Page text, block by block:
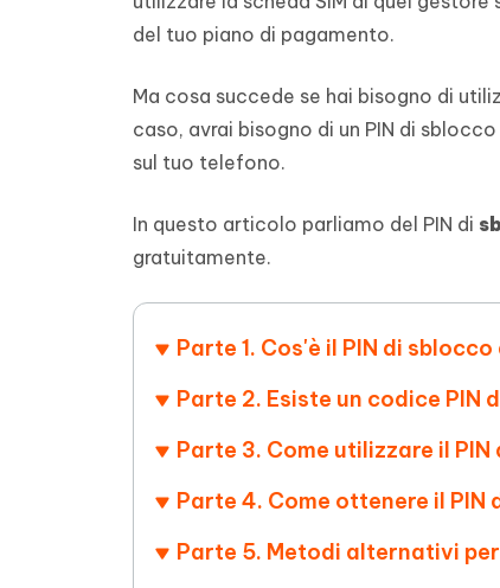
4DDiG - Windows Data Recovery
Recuperare i file cancellati in Windows
Vedi Tutti i Prodotti
Mobile
iAnyGo- iOS APP
Cambiare la posizione dell'iPhone senza
Recuperare i dati Android senza PC
OCR & conversione PDF online gratis
Strumento gratuito di fotoritocco con
IA
del tuo piano di pagamento.
Ma cosa succede se hai bisogno di
caso, avrai bisogno di un PIN di
sul tuo telefono.
In questo articolo parliamo del PIN di
gratuitamente.
Parte 1. Cos'è il PIN di
Parte 2. Esiste un codice PIN
Parte 3. Come utilizzare il
Parte 4. Come ottenere il PIN
Parte 5. Metodi alternativi